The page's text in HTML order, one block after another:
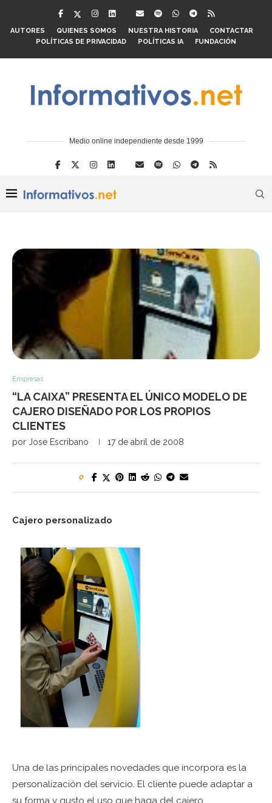
AUTORES QUIENES SOMOS NUESTRA HISTORIA
CONTACTAR
POLÍTICAS DE PRIVACIDAD
POLÍTICAS IA FUNDACIÓN
Medio online independiente desde 1999
Empresas
“LA CAIXA” PRESENTA EL ÚNICO MODELO DE
CAJERO DISEÑADO POR LOS PROPIOS
CLIENTES
por Jose Escribano 17 de abril de 2008
0
Cajero personalizado
Una de las principales novedades que incorpora es la
personalización del servicio. El cliente puede adaptar a
su forma y gusto el uso que haga del cajero,